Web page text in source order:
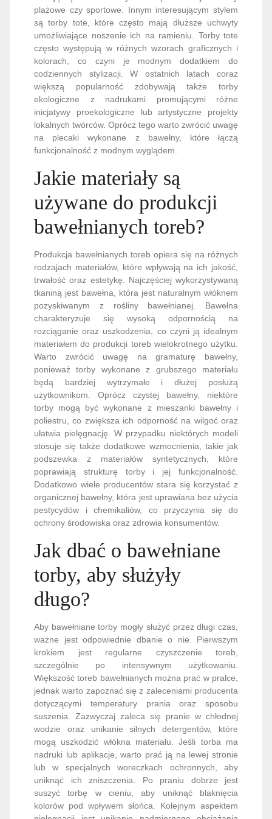
plażowe czy sportowe. Innym interesującym stylem
są torby tote, które często mają dłuższe uchwyty
umożliwiające noszenie ich na ramieniu. Torby tote
często występują w różnych wzorach graficznych i
kolorach, co czyni je modnym dodatkiem do
codziennych stylizacji. W ostatnich latach coraz
większą popularność zdobywają także torby
ekologiczne z nadrukami promującymi różne
inicjatywy proekologiczne lub artystyczne projekty
lokalnych twórców. Oprócz tego warto zwrócić uwagę
na plecaki wykonane z bawełny, które łączą
funkcjonalność z modnym wyglądem.
Jakie materiały są
używane do produkcji
bawełnianych toreb?
Produkcja bawełnianych toreb opiera się na różnych
rodzajach materiałów, które wpływają na ich jakość,
trwałość oraz estetykę. Najczęściej wykorzystywaną
tkaniną jest bawełna, która jest naturalnym włóknem
pozyskiwanym z rośliny bawełnianej. Bawełna
charakteryzuje się wysoką odpornością na
rozciąganie oraz uszkodzenia, co czyni ją idealnym
materiałem do produkcji toreb wielokrotnego użytku.
Warto zwrócić uwagę na gramaturę bawełny,
ponieważ torby wykonane z grubszego materiału
będą bardziej wytrzymałe i dłużej posłużą
użytkownikom. Oprócz czystej bawełny, niektóre
torby mogą być wykonane z mieszanki bawełny i
poliestru, co zwiększa ich odporność na wilgoć oraz
ułatwia pielęgnację. W przypadku niektórych modeli
stosuje się także dodatkowe wzmocnienia, takie jak
podszewka z materiałów syntetycznych, które
poprawiają strukturę torby i jej funkcjonalność.
Dodatkowo wiele producentów stara się korzystać z
organicznej bawełny, która jest uprawiana bez użycia
pestycydów i chemikaliów, co przyczynia się do
ochrony środowiska oraz zdrowia konsumentów.
Jak dbać o bawełniane
torby, aby służyły
długo?
Aby bawełniane torby mogły służyć przez długi czas,
ważne jest odpowiednie dbanie o nie. Pierwszym
krokiem jest regularne czyszczenie toreb,
szczególnie po intensywnym użytkowaniu.
Większość toreb bawełnianych można prać w pralce,
jednak warto zapoznać się z zaleceniami producenta
dotyczącymi temperatury prania oraz sposobu
suszenia. Zazwyczaj zaleca się pranie w chłodnej
wodzie oraz unikanie silnych detergentów, które
mogą uszkodzić włókna materiału. Jeśli torba ma
nadruki lub aplikacje, warto prać ją na lewej stronie
lub w specjalnych woreczkach ochronnych, aby
uniknąć ich zniszczenia. Po praniu dobrze jest
suszyć torbę w cieniu, aby uniknąć blaknięcia
kolorów pod wpływem słońca. Kolejnym aspektem